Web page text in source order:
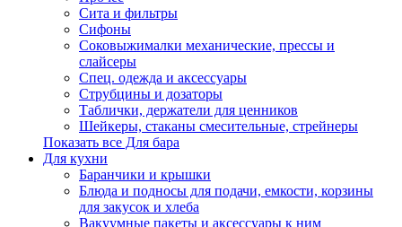
Сита и фильтры
Сифоны
Соковыжималки механические, прессы и
слайсеры
Спец. одежда и аксессуары
Струбцины и дозаторы
Таблички, держатели для ценников
Шейкеры, стаканы смесительные, стрейнеры
Показать все Для бара
Для кухни
Баранчики и крышки
Блюда и подносы для подачи, емкости, корзины
для закусок и хлеба
Вакуумные пакеты и аксессуары к ним